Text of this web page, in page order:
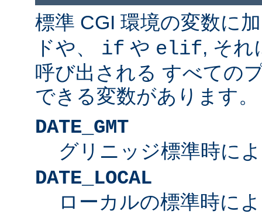
標準 CGI 環境の変数に
ドや、 if や elif, それ
呼び出される すべての
できる変数があります。
DATE_GMT
グリニッジ標準時に
DATE_LOCAL
ローカルの標準時に